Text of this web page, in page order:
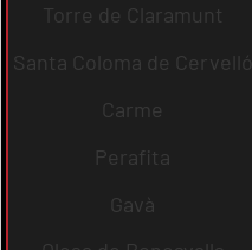
Torre de Claramunt
Santa Coloma de Cervelló
Carme
Perafita
Gavà